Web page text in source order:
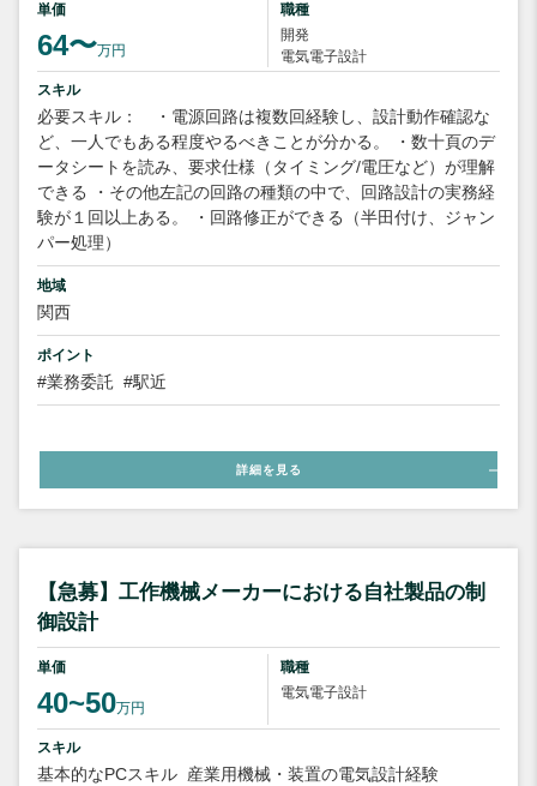
単価
64〜万円
職種
開発
電気電子設計
スキル
必要スキル： ・電源回路は複数回経験し、設計動作確認な
ど、一人でもある程度やるべきことが分かる。 ・数十頁のデ
ータシートを読み、要求仕様（タイミング/電圧など）が理解
できる ・その他左記の回路の種類の中で、回路設計の実務経
験が１回以上ある。 ・回路修正ができる（半田付け、ジャン
パー処理）
地域
関西
ポイント
#業務委託 #駅近
詳細を見る
【急募】工作機械メーカーにおける自社製品の制
御設計
単価
40~50万円
職種
電気電子設計
スキル
基本的なPCスキル 産業用機械・装置の電気設計経験